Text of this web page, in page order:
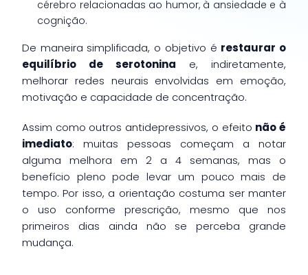
cérebro relacionadas ao humor, à ansiedade e à
cognição.
De maneira simplificada, o objetivo é restaurar o
equilíbrio de serotonina e, indiretamente,
melhorar redes neurais envolvidas em emoção,
motivação e capacidade de concentração.
Assim como outros antidepressivos, o efeito não é
imediato: muitas pessoas começam a notar
alguma melhora em 2 a 4 semanas, mas o
benefício pleno pode levar um pouco mais de
tempo. Por isso, a orientação costuma ser manter
o uso conforme prescrição, mesmo que nos
primeiros dias ainda não se perceba grande
mudança.